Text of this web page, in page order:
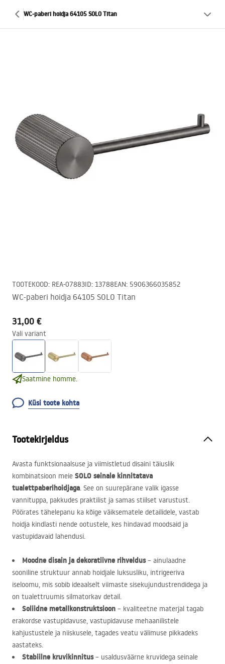
WC-paberi hoidja 64105 SOLO Titan
TOOTEKOOD: REA-07883ID: 13788EAN: 5906366035852
WC-paberi hoidja 64105 SOLO Titan
31,00 €
Vali variant
Saatmine homme.
Küsi toote kohta
Tootekirjeldus
Avasta funktsionaalsuse ja viimistletud disaini täiuslik
kombinatsioon meie SOLO seinale kinnitatava
tualettpaberihoidjaga. See on suurepärane valik igasse
vannituppa, pakkudes praktilist ja samas stiilset varustust.
Pöörates tähelepanu ka kõige väiksematele detailidele, vastab
hoidja kindlasti nende ootustele, kes hindavad moodsaid ja
vastupidavaid lahendusi.
Moodne disain ja dekoratiivne rihveldus– ainulaadne
sooniline struktuur annab hoidjale luksusliku, intrigeeriva
iseloomu, mis sobib ideaalselt viimaste sisekujundustrendidega ja
on tualettruumis silmatorkav detail.
Soliidne metallkonstruktsioon – kvaliteetne materjal tagab
erakordse vastupidavuse, vastupidavuse mehaanilistele
kahjustustele ja niiskusele, tagades veatu välimuse pikkadeks
aastateks.
Stabiilne kruvikinnitus– usaldusväärne kruvidega seinale